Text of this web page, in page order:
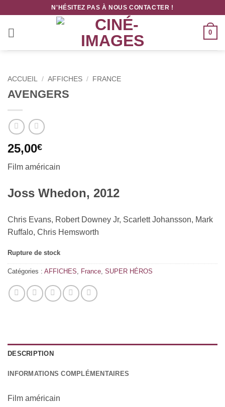
contenu
N'HÉSITEZ PAS À NOUS CONTACTER !
0
ACCUEIL / AFFICHES / FRANCE
AVENGERS
25,00€
Film américain
Joss Whedon, 2012
Chris Evans, Robert Downey Jr, Scarlett Johansson, Mark
Ruffalo, Chris Hemsworth
Rupture de stock
Catégories : AFFICHES France SUPER HÉROS
DESCRIPTION
INFORMATIONS COMPLÉMENTAIRES
Film américain